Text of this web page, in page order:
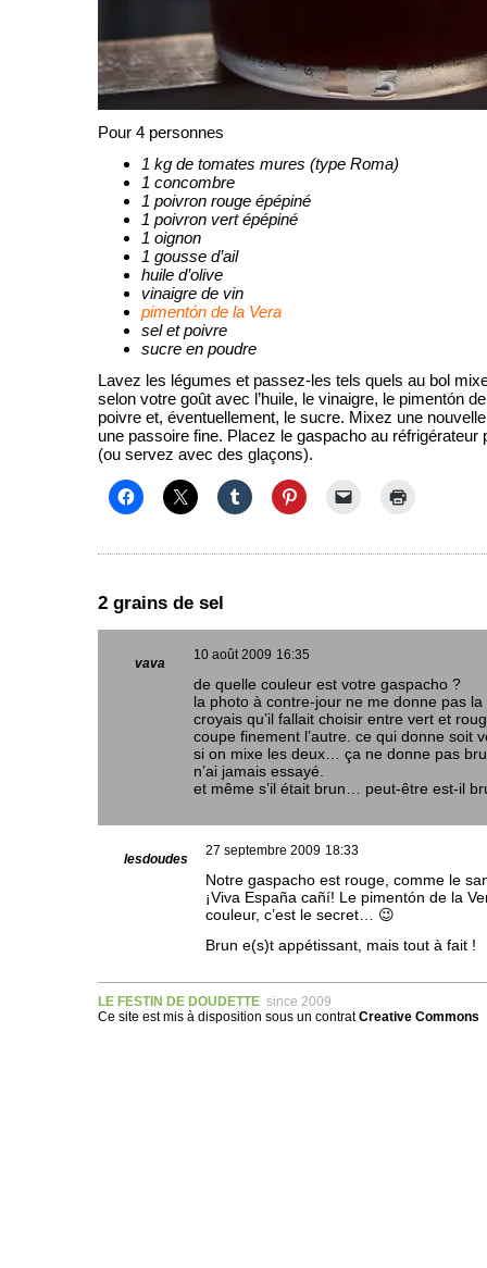
Pour 4 personnes
1 kg de tomates mures (type Roma)
1 concombre
1 poivron rouge épépiné
1 poivron vert épépiné
1 oignon
1 gousse d’ail
huile d’olive
vinaigre de vin
pimentón de la Vera
sel et poivre
sucre en poudre
Lavez les légumes et passez-les tels quels au bol
selon votre goût avec l’huile, le vinaigre, le pimentón
poivre et, éventuellement, le sucre. Mixez une
une passoire fine. Placez le gaspacho au réfrigérateur
(ou servez avec des glaçons).
2 grains de sel
vava
10 août 2009 16:35
de quelle couleur est votre gaspacho ?
la photo à contre-jour ne me donne pas
croyais qu’il fallait choisir entre vert et
coupe finement l’autre. ce qui donne soit
si on mixe les deux… ça ne donne pas
n’ai jamais essayé.
et même s’il était brun… peut-être est-il
lesdoudes
27 septembre 2009 18:33
Notre gaspacho est rouge, comme le
¡Viva España cañí! Le pimentón de la
couleur, c’est le secret… 😉
Brun e(s)t appétissant, mais tout à fait !
LE FESTIN DE DOUDETTE since 2009
Ce site est mis à disposition sous un contratCreative Commons